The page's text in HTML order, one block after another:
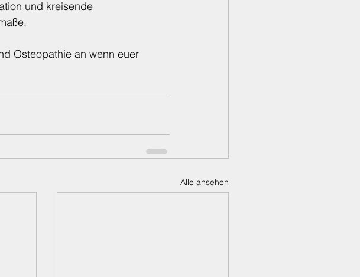
und kreisende
Osteopathie an wenn euer
Alle ansehen